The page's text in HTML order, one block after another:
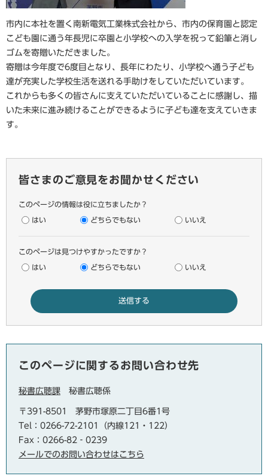
市内に本社を置く南新電気工業株式会社から、市内の保育園と認定
こども園に通う年長児に卒園と小学校への入学を祝って鉛筆と消し
ゴムを寄贈いただきました。
寄贈は今年度で6度目となり、長年にわたり、小学校へ通う子ども
達が充実した学校生活を送れる手助けをしていただいています。
これからも多くの皆さんに支えていただいていることに感謝し、描
いた未来に進み続けることができるように子ども達を支えていきま
す。
皆さまのご意見をお聞かせください
このページの情報は役に立ちましたか？
はい どちらでもない いいえ
このページは見つけやすかったですか？
はい どちらでもない いいえ
このページに関するお問い合わせ先
秘書広聴課 秘書広聴係
〒391-8501
茅野市塚原二丁目6番1号
Tel：0266-72-2101（内線121・122）
Fax：0266-82‐0239
メールでのお問い合わせはこちら